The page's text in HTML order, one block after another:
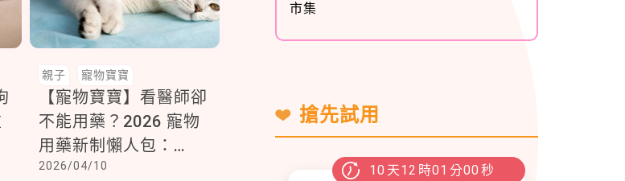
親子 寵物寶寶
【寵物寶寶】看醫師卻
不能用藥？2026 寵物
用藥新制懶人包：
8,000 位毛孩爸媽焦急
2026/04/10
市集
搶先試用
10 天12 時00 分59 秒